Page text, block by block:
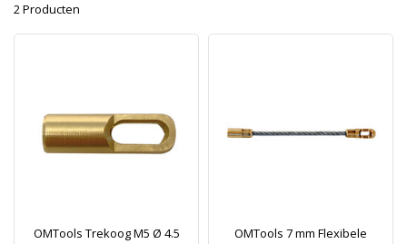
2 Producten
OMTools Trekoog M5 Ø 4.5
OMTools 7 mm Flexibele